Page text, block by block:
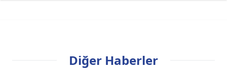
Diğer Haberler